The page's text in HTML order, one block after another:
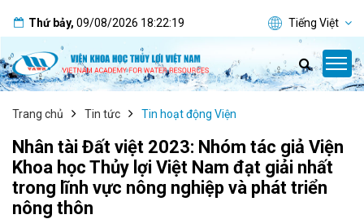
Thứ bảy, 09/08/2026 18:22:19 Tiếng Việt
Trang chủ Tin tức Tin hoạt động Viện
Nhân tài Đất việt 2023: Nhóm tác giả Viện
Khoa học Thủy lợi Việt Nam đạt giải nhất
trong lĩnh vực nông nghiệp và phát triển
nông thôn